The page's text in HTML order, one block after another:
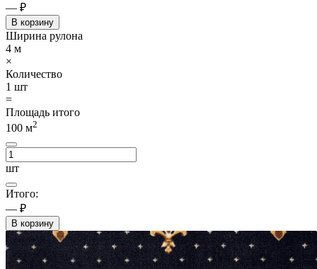
— ₽
В корзину
Ширина рулона
4 м
×
Количество
1 шт
=
Площадь итого
100 м2
шт
Итого:
— ₽
В корзину